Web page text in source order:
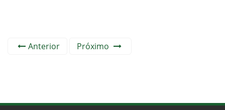
Anterior Próximo